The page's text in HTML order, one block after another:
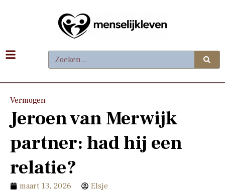
Vermogen
Jeroen van Merwijk
partner: had hij een
relatie?
maart 13, 2026
Elsje